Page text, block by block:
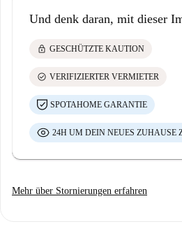
Und denk daran, mit dieser
lock GESCHÜTZTE KAUTION
check_circle VERIFIZIERTER VERMIETER
SPOTAHOME GARANTIE
24H UM DEIN NEUES ZUHAUSE
Mehr über Stornierungen erfahren